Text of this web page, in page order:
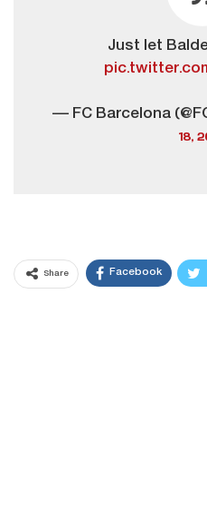
Just let
— FC Barcelona
18,
Share Facebook